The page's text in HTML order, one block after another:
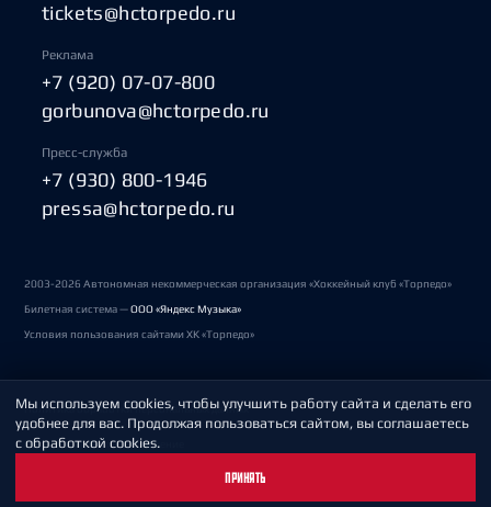
tickets@hctorpedo.ru
Реклама
+7 (920) 07-07-800
gorbunova@hctorpedo.ru
Пресс-служба
+7 (930) 800-1946
pressa@hctorpedo.ru
2003-2026 Автономная некоммерческая организация «Хоккейный клуб «Торпедо»
Билетная система —ООО «Яндекс Музыка»
Условия пользования сайтами ХК «Торпедо»
Политика обработки персональных данных
Пользовательское соглашение
Мы используем cookies, чтобы улучшить работу сайта и сделать его
удобнее для вас. Продолжая пользоваться сайтом, вы соглашаетесь
с обработкой cookies.
ПРИНЯТЬ